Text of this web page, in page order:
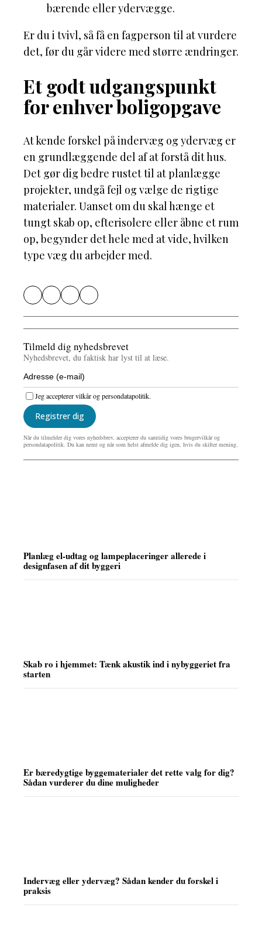
bærende eller ydervægge.
Er du i tvivl, så få en fagperson til at vurdere
det, før du går videre med større ændringer.
Et godt udgangspunkt
for enhver boligopgave
At kende forskel på indervæg og ydervæg er
en grundlæggende del af at forstå dit hus.
Det gør dig bedre rustet til at planlægge
projekter, undgå fejl og vælge de rigtige
materialer. Uanset om du skal hænge et
tungt skab op, efterisolere eller åbne et rum
op, begynder det hele med at vide, hvilken
type væg du arbejder med.
Planlæg el-udtag og lampeplaceringer allerede i
designfasen af dit byggeri
Skab ro i hjemmet: Tænk akustik ind i nybyggeriet fra
starten
Er bæredygtige byggematerialer det rette valg for dig?
Sådan vurderer du dine muligheder
Indervæg eller ydervæg? Sådan kender du forskel i
praksis
Tilmeld dig nyhedsbrevet
Nyhedsbrevet, du faktisk har lyst til at læse.
Registrer dig
Jeg accepterer vilkår og persondatapolitik.
Når du tilmelder dig vores nyhedsbrev, accepterer du samtidig vores brugervilkår og
persondatapolitik. Du kan nemt og når som helst afmelde dig igen, hvis du skifter mening.